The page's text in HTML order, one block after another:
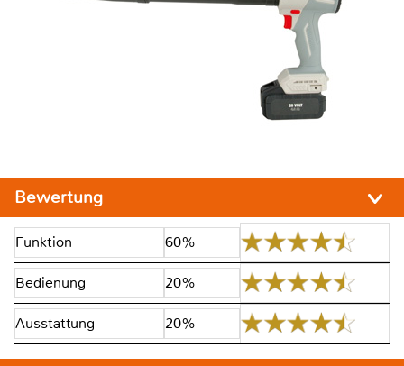
Bewertung
Funktion 60%
Bedienung 20%
Ausstattung 20%